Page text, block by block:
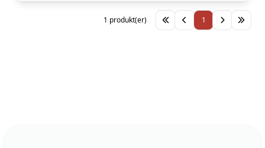
1
1 produkt(er)